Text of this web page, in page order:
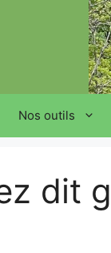
Nos outils
dit